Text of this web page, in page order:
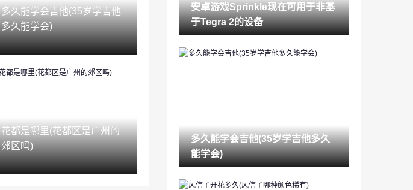
多久能学会吉他(35岁学吉他
多久能学会)
花都是哪里(花都区是广州的
郊区吗)
2023-03-14
苹果怎么查手机被定位吗（如何查找我的i
phone位置）
2023-03-14
交流平台有哪些(社交软件起名字)
如何养绿萝(绿萝几天浇一次水最合适)
安卓游戏Sprinkle现在可用于非基
于Tegra 2的设备
多久能学会吉他(35岁学吉他多久
能学会)